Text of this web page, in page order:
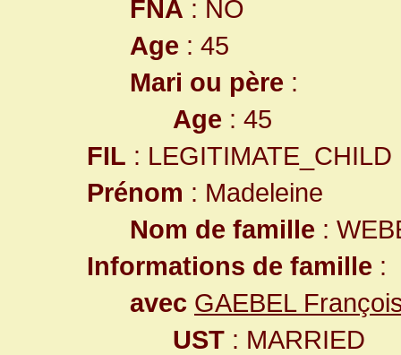
FNA : NO
Age : 45
Mari ou père :
Age : 45
FIL : LEGITIMATE_CHILD
Prénom : Madeleine
Nom de famille :
Informations de famille :
avec GAEBEL
UST : MARRIED